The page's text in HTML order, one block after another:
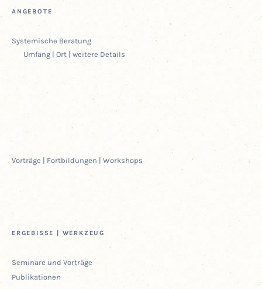
ANGE­BO­TE
Sys­te­mi­sche Beratung
Umfang | Ort | wei­te­re Details
Vor­trä­ge | Fort­bil­dun­gen | Workshops
ERGE­BIS­SE | WERKZEUG
Semi­na­re und Vorträge
Publi­ka­tio­nen